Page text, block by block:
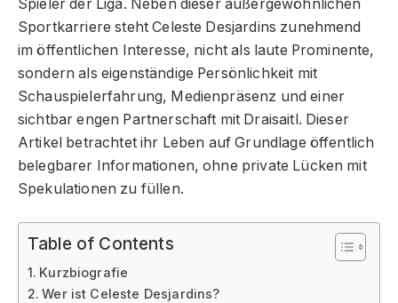
Spieler der Liga. Neben dieser außergewöhnlichen
Sportkarriere steht Celeste Desjardins zunehmend
im öffentlichen Interesse, nicht als laute Prominente,
sondern als eigenständige Persönlichkeit mit
Schauspielerfahrung, Medienpräsenz und einer
sichtbar engen Partnerschaft mit Draisaitl. Dieser
Artikel betrachtet ihr Leben auf Grundlage öffentlich
belegbarer Informationen, ohne private Lücken mit
Spekulationen zu füllen.
Table of Contents
Kurzbiografie
Wer ist Celeste Desjardins?